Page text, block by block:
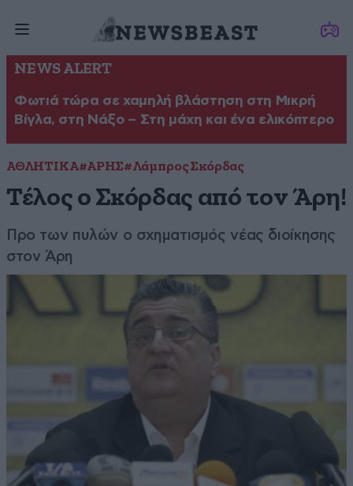
NEWS ALERT
Φωτιά τώρα σε χαμηλή βλάστηση στη Μικρή
Βίγλα, στη Νάξο – Στη μάχη και ένα ελικόπτερο
ΑΘΛΗΤΙΚΑ#ΑΡΗΣ#Λάμπρος Σκόρδας
Τέλος ο Σκόρδας από τον Άρη!
Προ των πυλών ο σχηματισμός νέας διοίκησης
στον Άρη